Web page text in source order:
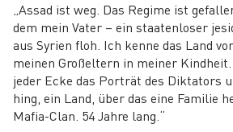
„Assad ist weg. Das Regime ist
dem mein Vater – ein staatenloser
aus Syrien floh. Ich kenne das Land
meinen Großeltern in meiner
jeder Ecke das Porträt des Diktators
hing, ein Land, über das eine Familie
Mafia-Clan. 54 Jahre lang.“